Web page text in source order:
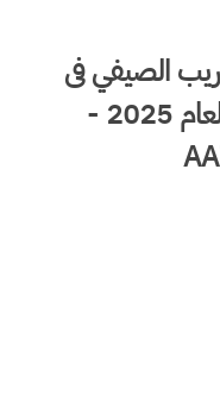
الصيفي فى
البنك العربي الأفريقي الدولي لعام 2025 -